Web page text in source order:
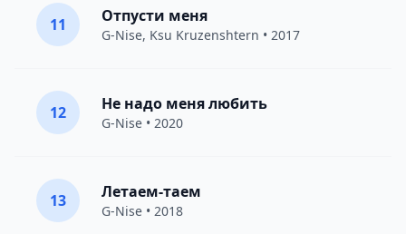
11 Отпусти меня
G-Nise, Ksu Kruzenshtern • 2017
12 Не надо меня любить
G-Nise • 2020
13 Летаем-таем
G-Nise • 2018